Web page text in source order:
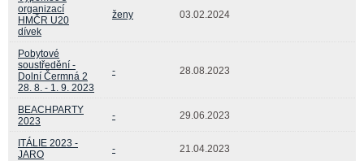
organizací
HMČR U20
dívek
ženy 03.02.2024
Pobytové
soustředění -
Dolní Čermná 2
28. 8. - 1. 9. 2023
- 28.08.2023
BEACHPARTY
2023
- 29.06.2023
ITÁLIE 2023 -
JARO
- 21.04.2023